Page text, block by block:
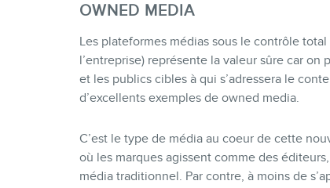
OWNED MEDIA
Les plateformes médias sous le contrôle total
l’entreprise) représente la valeur sûre car
et les publics cibles à qui s’adressera le
d’excellents exemples de owned media.
C’est le type de média au coeur de cette
où les marques agissent comme des
média traditionnel. Par contre, à moins de